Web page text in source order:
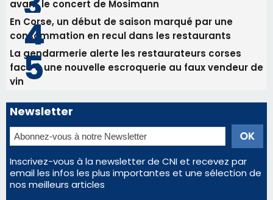
Inscrivez-vous à la newsletter de CNI et recevez par
email les infos les plus importantes et une sélection de
nos meilleurs articles
Régie publicitaire
Nous contacter